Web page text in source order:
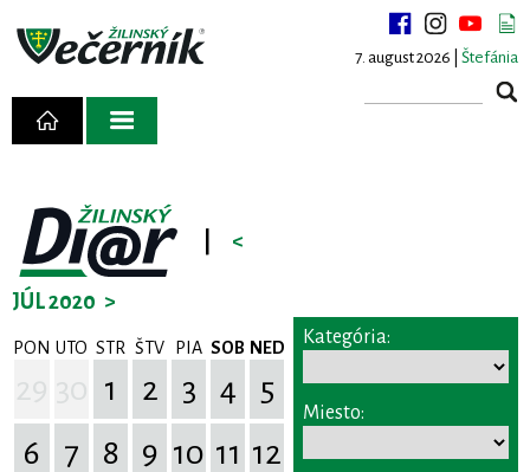
7. august 2026 | Štefánia
<
JÚL 2020 >
PON UTO STR ŠTV PIA SOB NED
1 2 3 4
5
6
7 8 9 10 11 12
Kategória:
Miesto: